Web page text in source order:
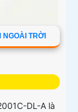
TRỜI
DL-A là